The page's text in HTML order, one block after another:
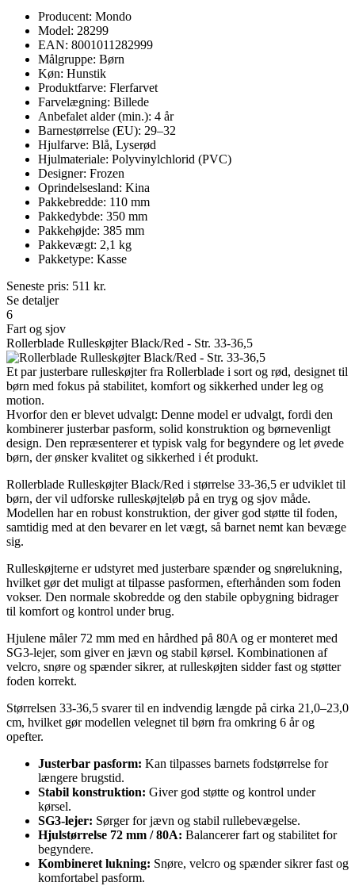
Producent: Mondo
Model: 28299
EAN: 8001011282999
Målgruppe: Børn
Køn: Hunstik
Produktfarve: Flerfarvet
Farvelægning: Billede
Anbefalet alder (min.): 4 år
Barnestørrelse (EU): 29–32
Hjulfarve: Blå, Lyserød
Hjulmateriale: Polyvinylchlorid (PVC)
Designer: Frozen
Oprindelsesland: Kina
Pakkebredde: 110 mm
Pakkedybde: 350 mm
Pakkehøjde: 385 mm
Pakkevægt: 2,1 kg
Pakketype: Kasse
Seneste pris: 511 kr.
Se detaljer
6
Fart og sjov
Rollerblade Rulleskøjter Black/Red - Str. 33-36,5
Et par justerbare rulleskøjter fra Rollerblade i sort og rød, designet til
børn med fokus på stabilitet, komfort og sikkerhed under leg og
motion.
Hvorfor den er blevet udvalgt: Denne model er udvalgt, fordi den
kombinerer justerbar pasform, solid konstruktion og børnevenligt
design. Den repræsenterer et typisk valg for begyndere og let øvede
børn, der ønsker kvalitet og sikkerhed i ét produkt.
Rollerblade Rulleskøjter Black/Red i størrelse 33-36,5 er udviklet til
børn, der vil udforske rulleskøjteløb på en tryg og sjov måde.
Modellen har en robust konstruktion, der giver god støtte til foden,
samtidig med at den bevarer en let vægt, så barnet nemt kan bevæge
sig.
Rulleskøjterne er udstyret med justerbare spænder og snørelukning,
hvilket gør det muligt at tilpasse pasformen, efterhånden som foden
vokser. Den normale skobredde og den stabile opbygning bidrager
til komfort og kontrol under brug.
Hjulene måler 72 mm med en hårdhed på 80A og er monteret med
SG3-lejer, som giver en jævn og stabil kørsel. Kombinationen af
velcro, snøre og spænder sikrer, at rulleskøjten sidder fast og støtter
foden korrekt.
Størrelsen 33-36,5 svarer til en indvendig længde på cirka 21,0–23,0
cm, hvilket gør modellen velegnet til børn fra omkring 6 år og
opefter.
Justerbar pasform: Kan tilpasses barnets fodstørrelse for
længere brugstid.
Stabil konstruktion: Giver god støtte og kontrol under
kørsel.
SG3-lejer: Sørger for jævn og stabil rullebevægelse.
Hjulstørrelse 72 mm / 80A: Balancerer fart og stabilitet for
begyndere.
Kombineret lukning: Snøre, velcro og spænder sikrer fast og
komfortabel pasform.